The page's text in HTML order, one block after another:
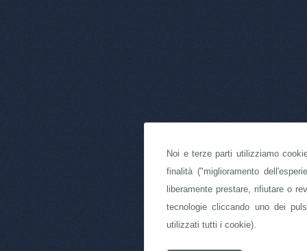
Noi e terze parti utilizziamo
finalità ("miglioramento
liberamente prestare, rifiutare o
tecnologie cliccando uno dei
utilizzati tutti i cookie).